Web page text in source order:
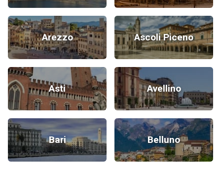
Arezzo Ascoli Piceno
Asti Avellino
Bari Belluno